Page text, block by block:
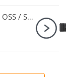
Ống kính Sony E PZ 18-105mm F4 G OSS / SELP18105G